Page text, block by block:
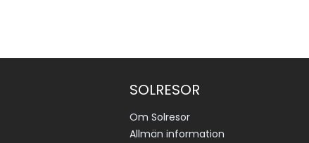
SOLRESOR
Om Solresor
Allmän information